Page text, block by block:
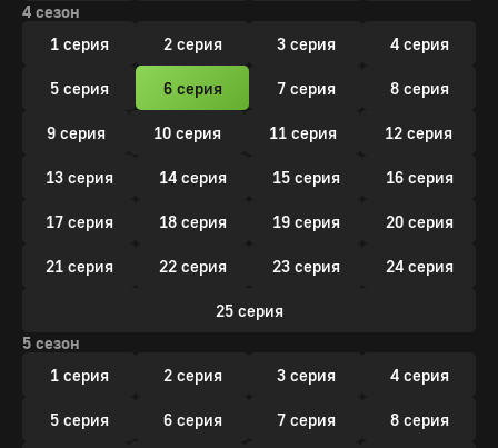
4 сезон
1 серия
2 серия 3 серия 4 серия
5 серия 6 серия 7 серия 8 серия
9 серия 10 серия 11 серия 12 серия
13 серия 14 серия 15 серия 16 серия
17 серия 18 серия 19 серия 20 серия
21 серия 22 серия 23 серия 24 серия
25 серия
5 сезон
1 серия
2 серия 3 серия 4 серия
5 серия 6 серия 7 серия 8 серия